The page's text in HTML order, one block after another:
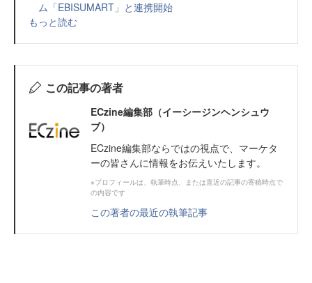
ム「EBISUMART」と連携開始
もっと読む
この記事の著者
ECzine編集部（イーシージンヘンシュウ
ブ）
ECzine編集部ならではの視点で、マーケタ
ーの皆さんに情報をお伝えいたします。
※プロフィールは、執筆時点、または直近の記事の寄稿時点で
の内容です
この著者の最近の執筆記事